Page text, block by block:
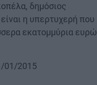
δημόσιος
η υπερτυχερή που
εκατομμύρια ευρώ
01/2015